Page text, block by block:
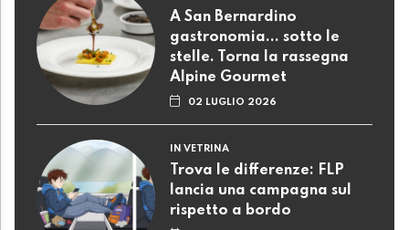
A San Bernardino
gastronomia... sotto le
stelle. Torna la rassegna
Alpine Gourmet
02 LUGLIO 2026
IN VETRINA
Trova le differenze: FLP
lancia una campagna sul
rispetto a bordo